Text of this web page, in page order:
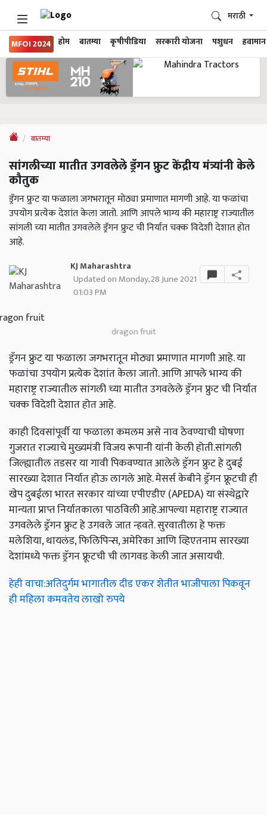
MFOI 2024 होम बातम्या कृषीपीडिया सरकारी योजना पशुधन हवामान
मराठी
बातम्या
सांगलीच्या मातीत उगवलेले ड्रॅगन फ्रुट केंद्रीय मंत्र्यांनी केले
कौतुक
ड्रॅगन फ्रुट या फळाला जगभरातून मोठ्या प्रमाणात मागणी आहे. या फळांचा
उपयोग प्रत्येक देशांत केला जातो. आणि आपले भाग्य की महाराष्ट्र राज्यातील
सांगली च्या मातीत उगवलेले ड्रॅगन फ्रुट ची निर्यात चक्क विदेशी देशात होत
आहे.
KJ Maharashtra
Updated on Monday, 28 June 2021
01:03 PM
dragon fruit
ड्रॅगन फ्रुट या फळाला जगभरातून मोठ्या प्रमाणात मागणी आहे. या
फळांचा उपयोग प्रत्येक देशांत केला जातो. आणि आपले भाग्य की
महाराष्ट्र राज्यातील सांगली च्या मातीत उगवलेले ड्रॅगन फ्रुट ची निर्यात
चक्क विदेशी देशात होत आहे.
काही दिवसांपूर्वी या फळाला कमलम असे नाव ठेवण्याची घोषणा
गुजरात राज्याचे मुख्यमंत्री विजय रूपानी यांनी केली होती.सांगली
जिल्ह्यातील तडसर या गावी पिकवण्यात आलेले ड्रॅगन फ्रुट हे दुबई
सारख्या देशात निर्यात होऊ लागले आहे. मेसर्स केबीने ड्रॅगन फ्रूटची ही
खेप दुबईला भारत सरकार यांच्या एपीएडीए (APEDA) या संस्थेद्वारे
मान्यता प्राप्त निर्यातकाला पाठविली आहे.आपल्या महाराष्ट्र राज्यात
उगवलेले ड्रॅगन फ्रुट हे उगवले जात न्हवते. सुरवातीला हे फक्त
मलेशिया, थायलंड, फिलिपिन्स, अमेरिका आणि व्हिएतनाम सारख्या
देशांमध्ये फक्त ड्रॅगन फ्रूटची ची लागवड केली जात असायची.
हेही वाचा:अतिदुर्गम भागातील दीड एकर शेतीत भाजीपाला पिकवून
ही महिला कमवतेय लाखो रुपये